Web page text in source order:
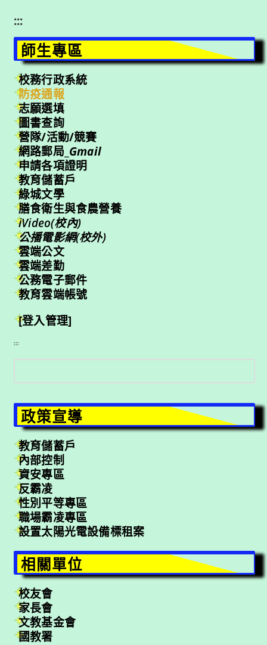
:::
師生專區
校務行政系統
防疫通報
志願選填
圖書查詢
營隊/活動/競賽
網路郵局_ Gmail
申請各項證明
教育儲蓄戶
綠城文學
膳食衛生與食農營養
iVideo(校內)
公播電影網(校外)
雲端公文
雲端差勤
公務電子郵件
教育雲端帳號
[登入管理]
:::
搜
尋
政策宣導
教育儲蓄戶
內部控制
資安專區
反霸凌
性別平等專區
職場霸凌專區
設置太陽光電設備標租案
相關單位
校友會
家長會
文教基金會
國教署